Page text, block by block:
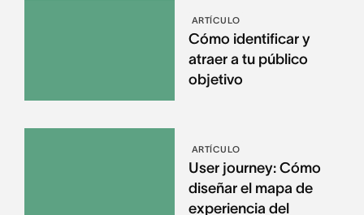
ARTÍCULO
Cómo identificar y
atraer a tu público
objetivo
ARTÍCULO
User journey: Cómo
diseñar el mapa de
experiencia del